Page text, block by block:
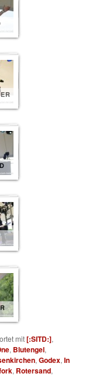
mit[:SITD:],
, Blutengel,
,Godex,In
, Rotersand,